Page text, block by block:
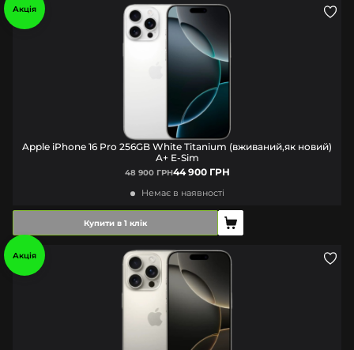
Акція
Apple iPhone 16 Pro 256GB White Titanium (вживаний,як новий)
A+ E-Sim
48 900 ГРН44 900 ГРН
Немає в наявності
Купити в 1 клік
Акція